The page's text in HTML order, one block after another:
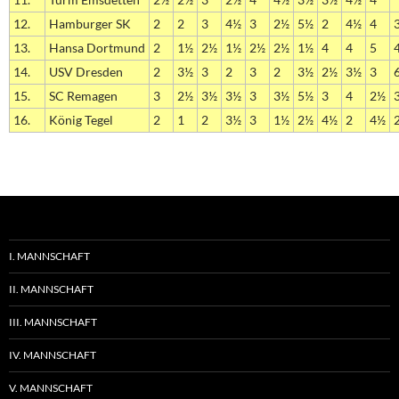
12.
Hamburger SK 2 2 3 4½ 3 2½ 5½ 2 4½ 4
13.
Hansa Dortmund 2 1½ 2½ 1½ 2½ 2½ 1½ 4 4 5
14.
USV Dresden 2 3½ 3 2 3 2 3½ 2½ 3½ 3
15.
SC Remagen 3 2½ 3½ 3½ 3 3½ 5½ 3 4 2½
16.
König Tegel 2 1 2 3½ 3 1½ 2½ 4½ 2 4½
I. MANNSCHAFT
II. MANNSCHAFT
III. MANNSCHAFT
IV. MANNSCHAFT
V. MANNSCHAFT